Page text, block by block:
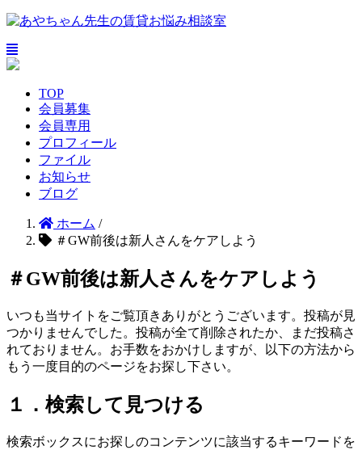
TOP
会員募集
会員専用
プロフィール
ファイル
お知らせ
ブログ
ホーム /
＃GW前後は新人さんをケアしよう
＃GW前後は新人さんをケアしよう
いつも当サイトをご覧頂きありがとうございます。投稿が見
つかりませんでした。投稿が全て削除されたか、まだ投稿さ
れておりません。お手数をおかけしますが、以下の方法から
もう一度目的のページをお探し下さい。
１．検索して見つける
検索ボックスにお探しのコンテンツに該当するキーワードを